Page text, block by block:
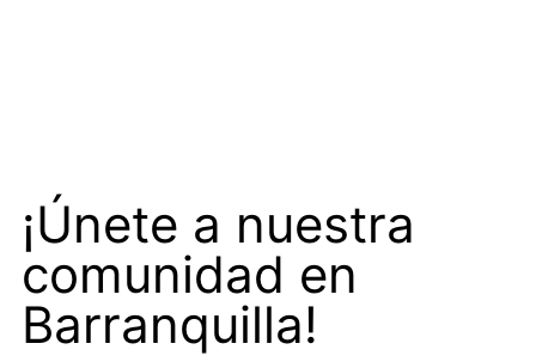
¡Únete a nuestra
comunidad en
Barranquilla!